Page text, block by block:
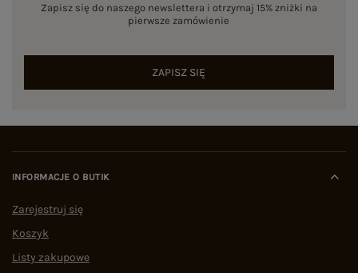
Zapisz się do naszego newslettera i otrzymaj 15% zniżki na
pierwsze zamówienie
ZAPISZ SIĘ
INFORMACJE O BUTIK
Zarejestruj się
Koszyk
Listy zakupowe